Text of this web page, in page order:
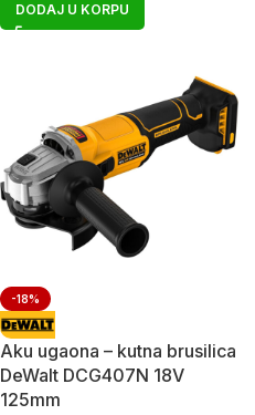
DODAJ U KORPU
-18%
Aku ugaona – kutna brusilica
DeWalt DCG407N 18V
125mm